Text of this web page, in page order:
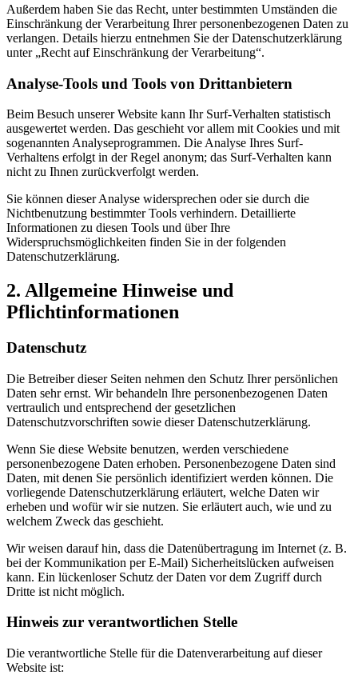
Außerdem haben Sie das Recht, unter bestimmten Umständen die
Einschränkung der Verarbeitung Ihrer personenbezogenen Daten zu
verlangen. Details hierzu entnehmen Sie der Datenschutzerklärung
unter „Recht auf Einschränkung der Verarbeitung“.
Analyse-Tools und Tools von Drittanbietern
Beim Besuch unserer Website kann Ihr Surf-Verhalten statistisch
ausgewertet werden. Das geschieht vor allem mit Cookies und mit
sogenannten Analyseprogrammen. Die Analyse Ihres Surf-
Verhaltens erfolgt in der Regel anonym; das Surf-Verhalten kann
nicht zu Ihnen zurückverfolgt werden.
Sie können dieser Analyse widersprechen oder sie durch die
Nichtbenutzung bestimmter Tools verhindern. Detaillierte
Informationen zu diesen Tools und über Ihre
Widerspruchsmöglichkeiten finden Sie in der folgenden
Datenschutzerklärung.
2. Allgemeine Hinweise und
Pflichtinformationen
Datenschutz
Die Betreiber dieser Seiten nehmen den Schutz Ihrer persönlichen
Daten sehr ernst. Wir behandeln Ihre personenbezogenen Daten
vertraulich und entsprechend der gesetzlichen
Datenschutzvorschriften sowie dieser Datenschutzerklärung.
Wenn Sie diese Website benutzen, werden verschiedene
personenbezogene Daten erhoben. Personenbezogene Daten sind
Daten, mit denen Sie persönlich identifiziert werden können. Die
vorliegende Datenschutzerklärung erläutert, welche Daten wir
erheben und wofür wir sie nutzen. Sie erläutert auch, wie und zu
welchem Zweck das geschieht.
Wir weisen darauf hin, dass die Datenübertragung im Internet (z. B.
bei der Kommunikation per E-Mail) Sicherheitslücken aufweisen
kann. Ein lückenloser Schutz der Daten vor dem Zugriff durch
Dritte ist nicht möglich.
Hinweis zur verantwortlichen Stelle
Die verantwortliche Stelle für die Datenverarbeitung auf dieser
Website ist: